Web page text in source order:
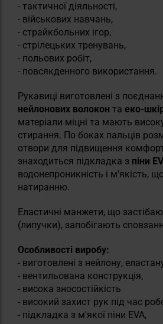
- тактичної діяльності,
- військових навчань,
- страйкбольних ігор,
- стрілецьких тренувань,
- польових робіт,
- повсякденного використання.
Рукавиці виготовлені з
нейлонових волокон та еко-
матеріали міцні та мають
стирання. По боках пальців
отвори для підвищення
знаходиться підкладка з піни
водонепроникність і м'якість,
натиранню.
Еластичні манжети, що
(липучки), запобігають
Особливості виробу:
- виготовлені з нейлону,
- вентильована конструкція,
- висока зносостійкість
- високий захист рук під час
- підкладка з м'якої піни EVA,